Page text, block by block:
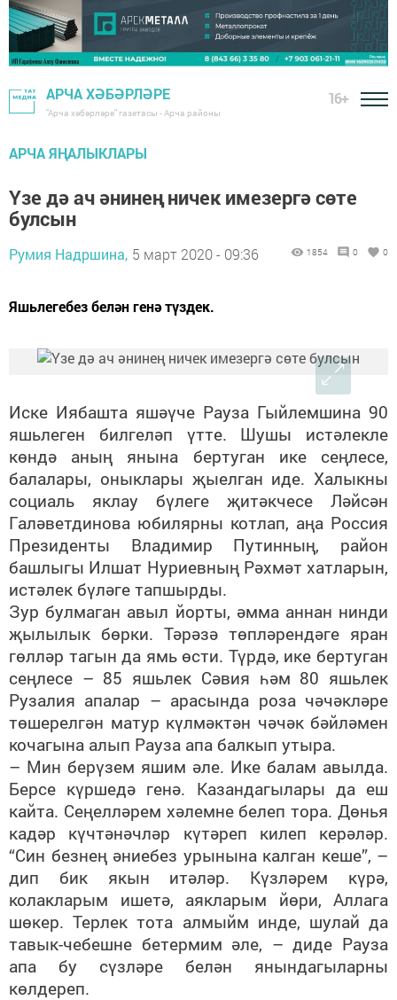
АРЧА ХӘБӘРЛӘРЕ
"Арча хәбәрләре" газетасы - Арча районы
16+
АРЧА ЯҢАЛЫКЛАРЫ
Үзе дә ач әнинең ничек имезергә сөте
булсын
Румия Надршина, 5 март 2020 - 09:36 1854 0 0
Яшьлегебез белән генә түздек.
Иске Иябашта яшәүче Рауза Гыйлемшина 90
яшьлеген билгеләп үтте. Шушы истәлекле
көндә аның янына бертуган ике сеңлесе,
балалары, оныклары җыелган иде. Халыкны
социаль яклау бүлеге җитәкчесе Ләйсән
Галәветдинова юбилярны котлап, аңа Россия
Президенты Владимир Путинның, район
башлыгы Илшат Нуриевның Рәхмәт хатларын,
истәлек бүләге тапшырды.
Зур булмаган авыл йорты, әмма аннан нинди
җылылык бөрки. Тәрәзә төпләрендәге яран
гөлләр тагын да ямь өсти. Түрдә, ике бертуган
сеңлесе – 85 яшьлек Сәвия һәм 80 яшьлек
Рузалия апалар – арасында роза чәчәкләре
төшерелгән матур күлмәктән чәчәк бәйләмен
кочагына алып Рауза апа балкып утыра.
– Мин берүзем яшим әле. Ике балам авылда.
Берсе күршедә генә. Казандагылары да еш
кайта. Сеңелләрем хәлемне белеп тора. Дөнья
кадәр күчтәнәчләр күтәреп килеп керәләр.
“Син безнең әниебез урынына калган кеше”, –
дип бик якын итәләр. Күзләрем күрә,
колакларым ишетә, аякларым йөри, Аллага
шөкер. Терлек тота алмыйм инде, шулай да
тавык-чебешне бетермим әле, – диде Рауза
апа бу сүзләре белән янындагыларны
көлдереп.